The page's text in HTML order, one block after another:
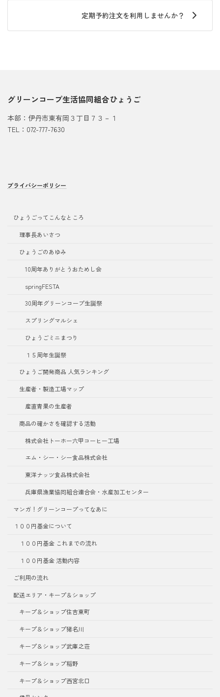
定期予約注文を利用しませんか？
グリーンコープ生活協同組合ひょうご
本部：伊丹市東有岡３丁目７３－１
TEL：072-777-7630
プライバシーポリシー
ひょうごってこんなところ
理事長あいさつ
ひょうごのあゆみ
10周年ありがとうおためし会
springFESTA
30周年グリーンコープ生誕祭
スプリングマルシェ
ひょうごミニまつり
１５周年生誕祭
ひょうご開発商品 人気ランキング
生産者・製造工場マップ
産直青果の生産者
商品の確かさを確認する活動
株式会社トーホー六甲コーヒー工場
エム・シー・シー食品株式会社
東洋ナッツ食品株式会社
兵庫県漁業協同組合連合会・水産加工センター
マンガ！グリーンコープってなあに
１００円基金について
１００円基金 これまでの流れ
１００円基金 活動内容
ご利用の流れ
配送エリア・キープ＆ショップ
キープ＆ショップ住吉東町
キープ＆ショップ猪名川
キープ＆ショップ武庫之荘
キープ＆ショップ稲野
キープ＆ショップ西宮北口